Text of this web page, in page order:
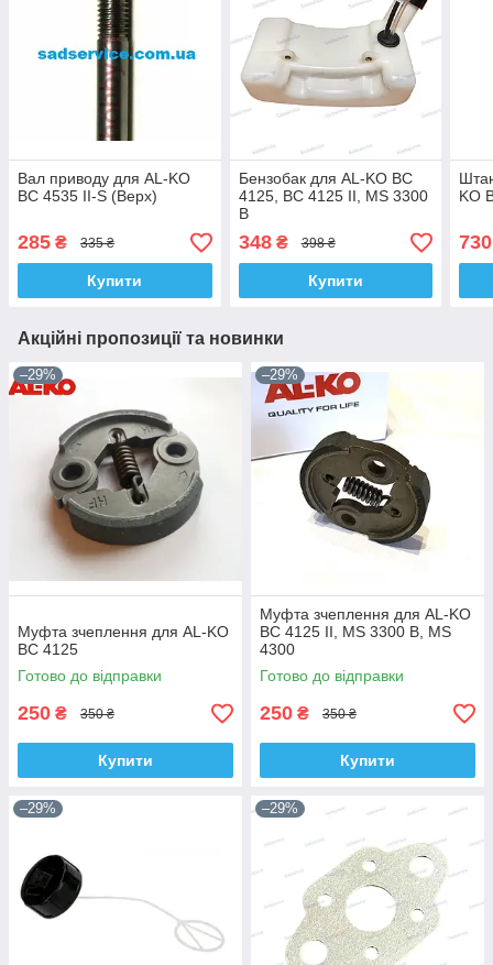
Вал приводу для AL-KO
BC 4535 II-S (Верх)
285 ₴ 335 ₴
Купити
Бензобак для AL-KO BC
4125, BC 4125 II, MS 3300
B
348₴ 398 ₴
Купити
KO
730
Акційні пропозиції та новинки
–29%
Муфта зчеплення для AL-KO
BC 4125
Готово до відправки
250 ₴ 350 ₴
Купити
–29%
Муфта зчеплення для AL-KO
BC 4125 II, MS 3300 B, MS
4300
Готово до відправки
250 ₴ 350 ₴
Купити
–29% –29%